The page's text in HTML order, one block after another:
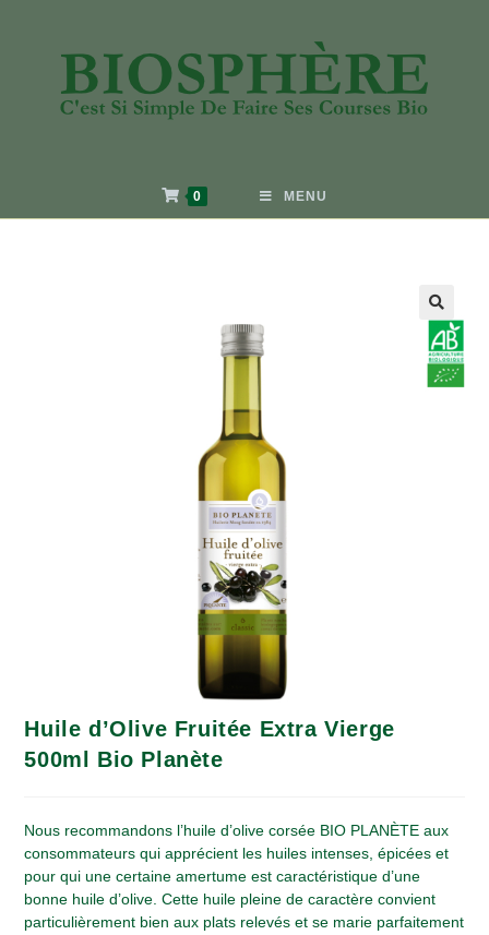
0 MENU
Huile d’Olive Fruitée Extra Vierge
500ml Bio Planète
Nous recommandons l’huile d’olive corsée BIO PLANÈTE aux
consommateurs qui apprécient les huiles intenses, épicées et
pour qui une certaine amertume est caractéristique d’une
bonne huile d’olive. Cette huile pleine de caractère convient
particulièrement bien aux plats relevés et se marie parfaitement